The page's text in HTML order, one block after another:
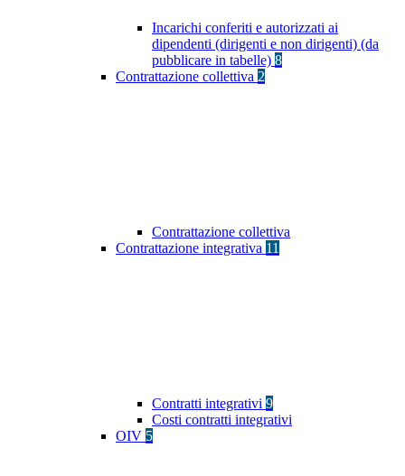
Incarichi conferiti e autorizzati ai
dipendenti (dirigenti e non dirigenti) (da
pubblicare in tabelle) 8
Contrattazione collettiva 2
Contrattazione collettiva
Contrattazione integrativa 11
Contratti integrativi 9
Costi contratti integrativi
OIV 5